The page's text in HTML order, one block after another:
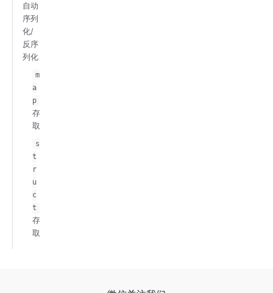
自动
序列
化/
反序
列化
m
a
p
存
取
s
t
r
u
c
t
存
取